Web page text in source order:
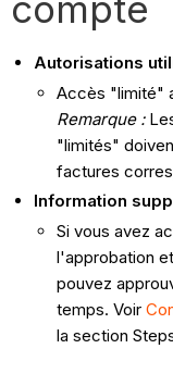
Autorisations
Accès "limité"
Remarque :
"limités"
factures
Information
Si vous avez
l'approbation
pouvez
temps. Voir
la section